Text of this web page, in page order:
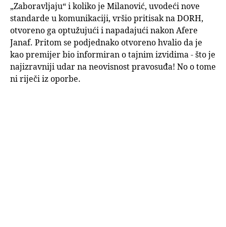
„Zaboravljaju“ i koliko je Milanović, uvodeći nove
standarde u komunikaciji, vršio pritisak na DORH,
otvoreno ga optužujući i napadajući nakon Afere
Janaf. Pritom se podjednako otvoreno hvalio da je
kao premijer bio informiran o tajnim izvidima - što je
najizravniji udar na neovisnost pravosuđa! No o tome
ni riječi iz oporbe.